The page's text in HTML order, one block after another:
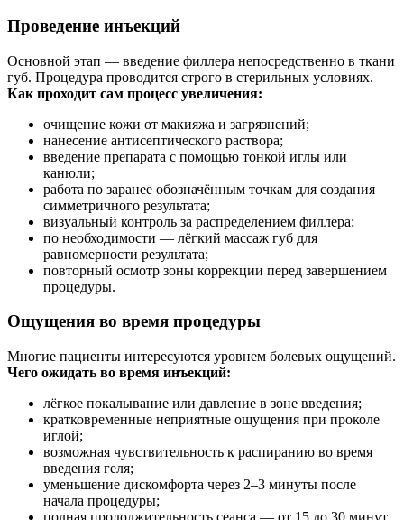
Проведение инъекций
Основной этап — введение филлера непосредственно в ткани
губ. Процедура проводится строго в стерильных условиях.
Как проходит сам процесс увеличения:
очищение кожи от макияжа и загрязнений;
нанесение антисептического раствора;
введение препарата с помощью тонкой иглы или
канюли;
работа по заранее обозначённым точкам для создания
симметричного результата;
визуальный контроль за распределением филлера;
по необходимости — лёгкий массаж губ для
равномерности результата;
повторный осмотр зоны коррекции перед завершением
процедуры.
Ощущения во время процедуры
Многие пациенты интересуются уровнем болевых ощущений.
Чего ожидать во время инъекций:
лёгкое покалывание или давление в зоне введения;
кратковременные неприятные ощущения при проколе
иглой;
возможная чувствительность к распиранию во время
введения геля;
уменьшение дискомфорта через 2–3 минуты после
начала процедуры;